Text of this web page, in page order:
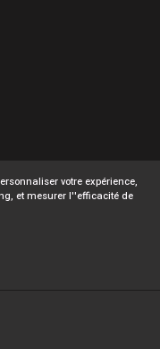
votre expérience,
et mesurer l''efficacité de